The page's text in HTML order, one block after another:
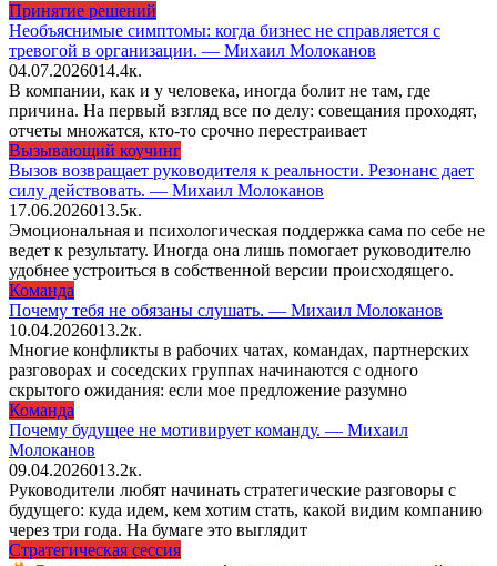
Принятие решений
Необъяснимые симптомы: когда бизнес не справляется с
тревогой в организации. — Михаил Молоканов
04.07.2026014.4к.
В компании, как и у человека, иногда болит не там, где
причина. На первый взгляд все по делу: совещания проходят,
отчеты множатся, кто-то срочно перестраивает
Вызывающий коучинг
Вызов возвращает руководителя к реальности. Резонанс дает
силу действовать. — Михаил Молоканов
17.06.2026013.5к.
Эмоциональная и психологическая поддержка сама по себе не
ведет к результату. Иногда она лишь помогает руководителю
удобнее устроиться в собственной версии происходящего.
Команда
Почему тебя не обязаны слушать. — Михаил Молоканов
10.04.2026013.2к.
Многие конфликты в рабочих чатах, командах, партнерских
разговорах и соседских группах начинаются с одного
скрытого ожидания: если мое предложение разумно
Команда
Почему будущее не мотивирует команду. — Михаил
Молоканов
09.04.2026013.2к.
Руководители любят начинать стратегические разговоры с
будущего: куда идем, кем хотим стать, какой видим компанию
через три года. На бумаге это выглядит
Стратегическая сессия